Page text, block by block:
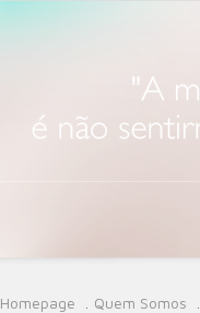
Homepage Quem Somos